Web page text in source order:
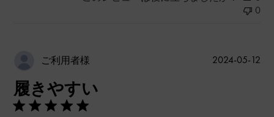
0
ご利用者様
履きやすい
公
2024-05-12